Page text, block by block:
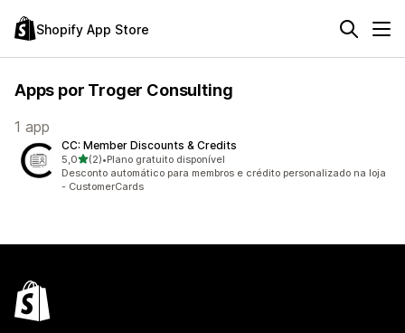
Shopify App Store
Apps por Troger Consulting
1 app
CC: Member Discounts & Credits
5,0de 5 estrelas
(2)
2 avaliações ao todo
•Plano gratuito disponível
Desconto automático para membros e crédito personalizado na loja
- CustomerCards